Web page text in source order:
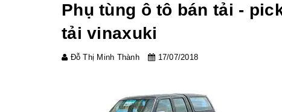
Phụ tùng ô tô bán tải -
tải vinaxuki
Đỗ Thị Minh Thành 17/07/2018